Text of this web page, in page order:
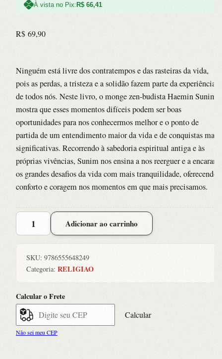
À vista no Pix:R$ 66,41
R$ 69,90
Ninguém está livre dos contratempos e das rasteiras da vida,
pois as perdas, a tristeza e a solidão fazem parte da experiência
de todos nós. Neste livro, o monge zen-budista Haemin Sunim
mostra que esses momentos difíceis podem ser boas
oportunidades para nos conhecermos melhor e o ponto de
partida de um entendimento maior da vida e de conquistas mais
significativas. Recorrendo à sabedoria espiritual antiga e às
próprias vivências, Sunim nos ensina a nos reerguer e a encarar
os grandes desafios da vida com mais tranquilidade, oferecendo
conforto e coragem nos momentos em que mais precisamos.
Quando
Saem
Espera
quantidade
Adicionar ao carrinho
SKU: 9786555648249
Categoria: RELIGIAO
Calcular o Frete
Calcular
Não sei meu CEP